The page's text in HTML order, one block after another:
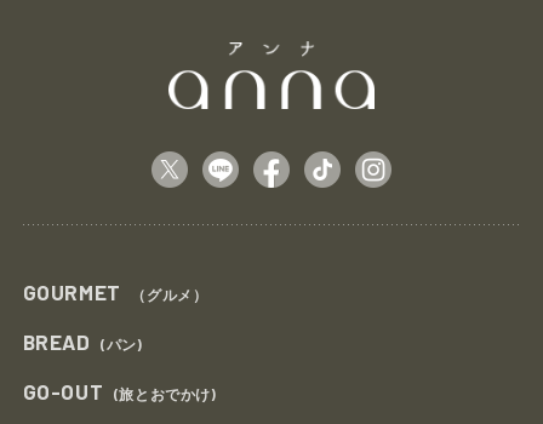
GOURMET （グルメ）
BREAD (パン)
GO-OUT (旅とおでかけ)